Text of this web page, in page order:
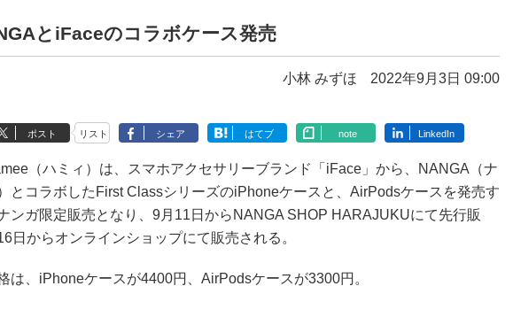
とiFaceのコラボケース発売
小林 みずほ 2022年9月3日 09:00
ポスト リスト シェア はてブ note LinkedIn
（ハミィ）は、スマホアクセサリーブランド「iFace」から、NANGA（ナ
とコラボしたFirst ClassシリーズのiPhoneケースと、AirPodsケースを発売す
ンガ限定販売となり、9月11日からNANGA SHOP HARAJUKUにて先行販
日からオンラインショップにて販売される。
は、iPhoneケースが4400円、AirPodsケースが3300円。